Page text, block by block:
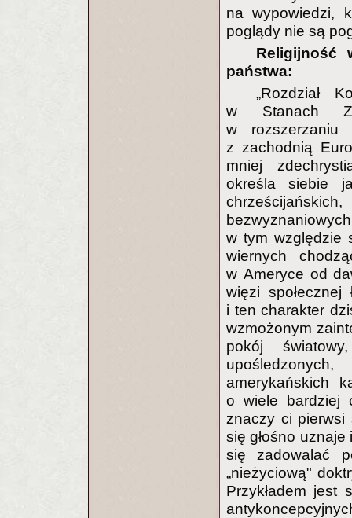
na wypowiedzi,
poglądy nie są
Religijność
państwa:
„Rozdział
w Stanach
w rozszerzaniu
z zachodnią
mniej
określa siebie
w tym względzie
wiernych
w Ameryce od
więzi społecznej
i ten charakter
wzmożonym
pokój
amerykańskich
o wiele bardziej
znaczy ci pierwsi
się głośno
się zadowalać
„nieżyciową"
Przykładem jest